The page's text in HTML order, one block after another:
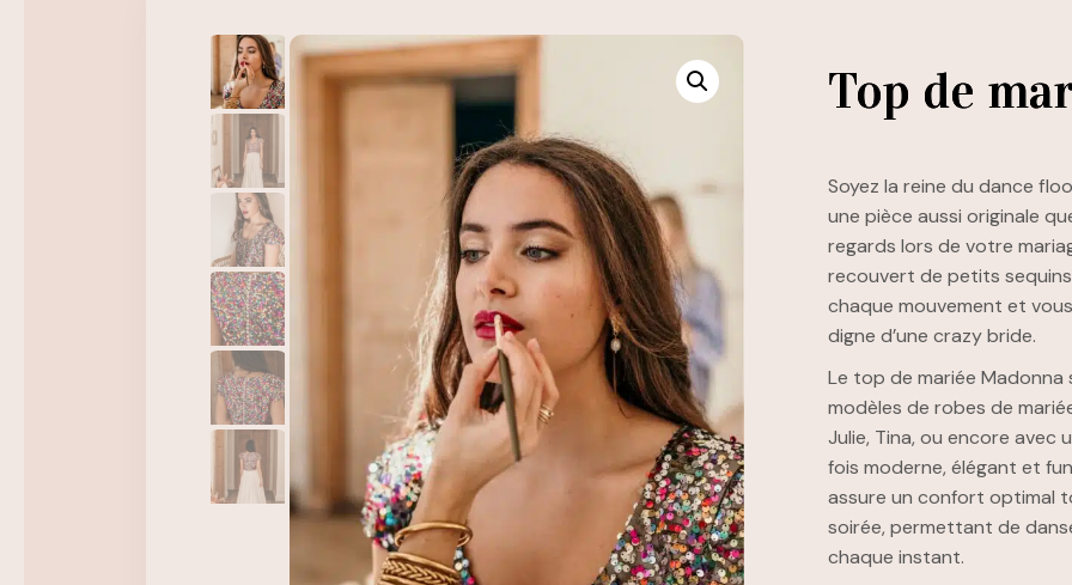
Top de
Soyez la reine du dance
une pièce aussi originale
regards lors de votre
recouvert de petits
chaque mouvement et
digne d’une crazy bride.
Le top de mariée
modèles de robes de
Julie, Tina, ou encore avec
fois moderne, élégant et
assure un confort optimal
soirée, permettant de
chaque instant.